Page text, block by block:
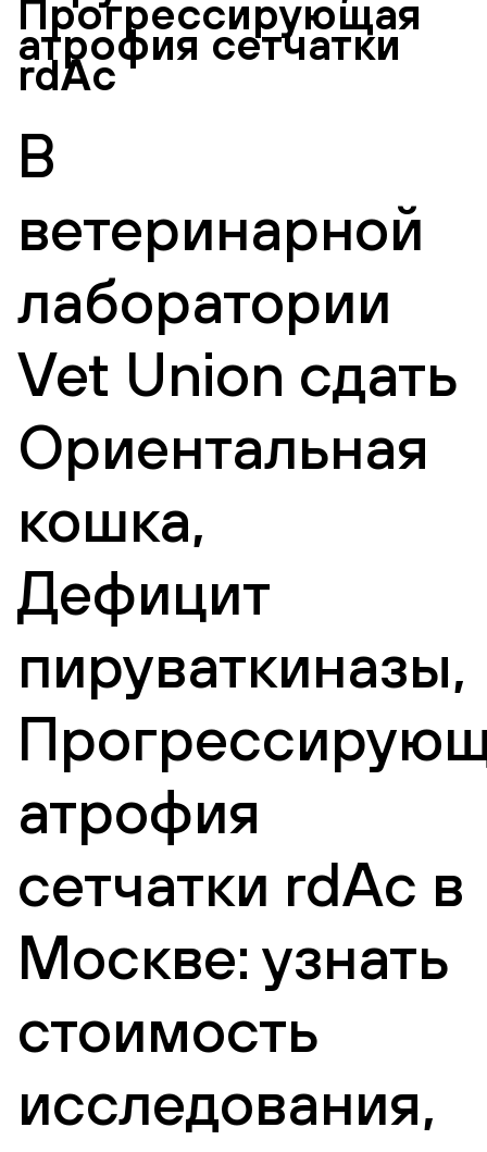
Прогрессирующая
атрофия сетчатки
rdAc
В
ветеринарной
лаборатории
Vet Union сдать
Ориентальная
кошка,
Дефицит
пируваткиназы,
атрофия
сетчатки rdAc в
Москве: узнать
стоимость
исследования,